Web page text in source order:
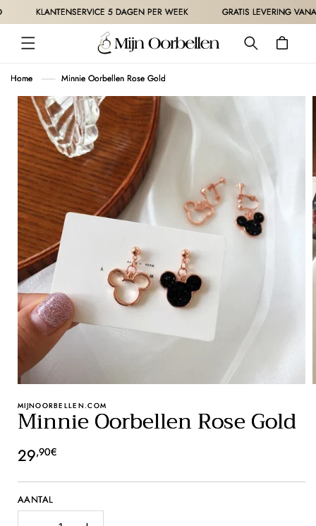
METEEN
NAAR DE
CONTENT
KLANTENSERVICE 5 DAGEN PER WEEK GRATIS LEVERING VANAF
Winkelwagen
Home Minnie Oorbellen Rose Gold
DIRECT NAAR
MIJNOORBELLEN.COM
Minnie Oorbellen Rose Gold
Normale
prijs
29,90€
AANTAL